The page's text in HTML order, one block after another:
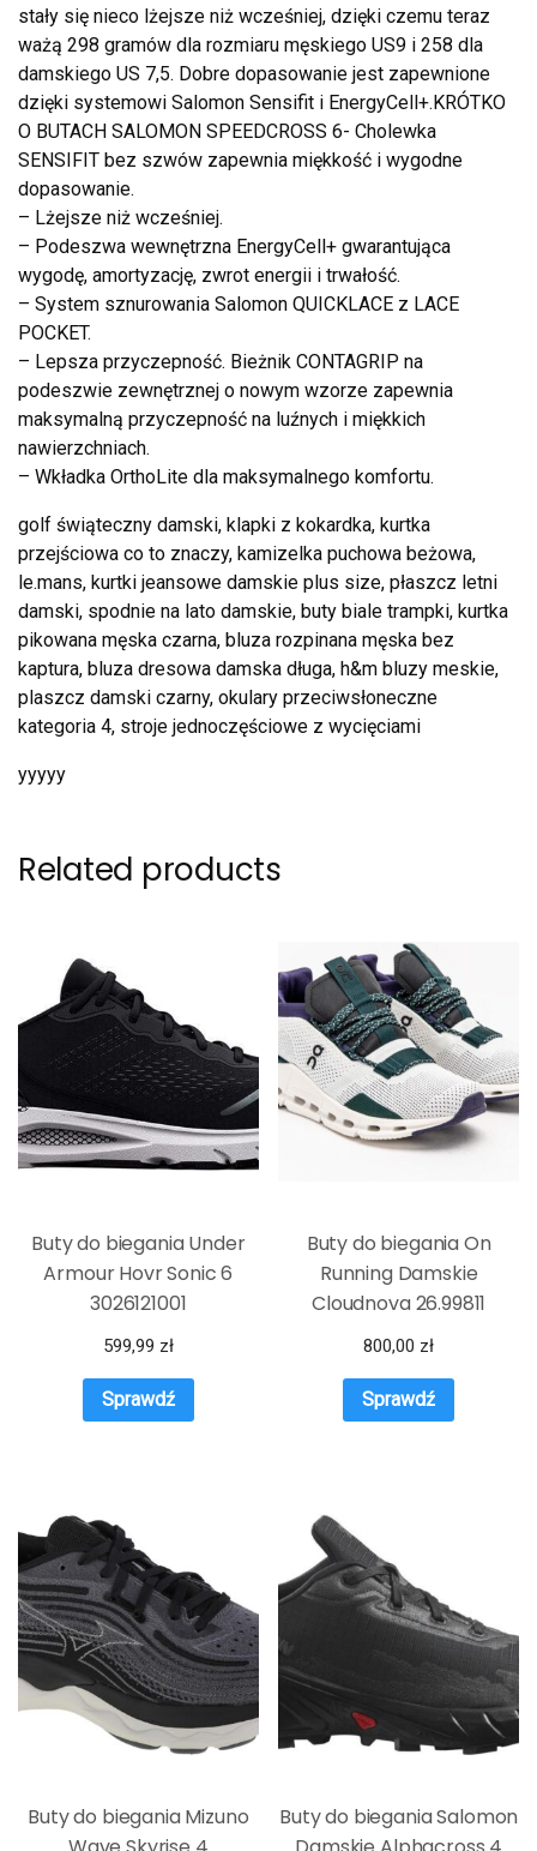
stały się nieco lżejsze niż wcześniej, dzięki czemu teraz
ważą 298 gramów dla rozmiaru męskiego US9 i 258 dla
damskiego US 7,5. Dobre dopasowanie jest zapewnione
dzięki systemowi Salomon Sensifit i EnergyCell+.KRÓTKO
O BUTACH SALOMON SPEEDCROSS 6- Cholewka
SENSIFIT bez szwów zapewnia miękkość i wygodne
dopasowanie.
– Lżejsze niż wcześniej.
– Podeszwa wewnętrzna EnergyCell+ gwarantująca
wygodę, amortyzację, zwrot energii i trwałość.
– System sznurowania Salomon QUICKLACE z LACE
POCKET.
– Lepsza przyczepność. Bieżnik CONTAGRIP na
podeszwie zewnętrznej o nowym wzorze zapewnia
maksymalną przyczepność na luźnych i miękkich
nawierzchniach.
– Wkładka OrthoLite dla maksymalnego komfortu.
golf świąteczny damski, klapki z kokardka, kurtka
przejściowa co to znaczy, kamizelka puchowa beżowa,
le.mans, kurtki jeansowe damskie plus size, płaszcz letni
damski, spodnie na lato damskie, buty biale trampki, kurtka
pikowana męska czarna, bluza rozpinana męska bez
kaptura, bluza dresowa damska długa, h&m bluzy meskie,
plaszcz damski czarny, okulary przeciwsłoneczne
kategoria 4, stroje jednoczęściowe z wycięciami
yyyyy
Related products
Buty do biegania Under
Armour Hovr Sonic 6
3026121001
599,99 zł
Sprawdź
Buty do biegania On
Running Damskie
Cloudnova 26.99811
800,00 zł
Sprawdź
Buty do biegania Mizuno
Buty do biegania Salomon